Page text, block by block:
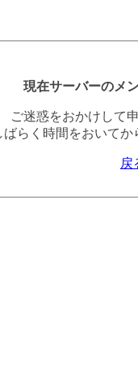
現在サーバーのメ
ご迷惑をおかけして
ばらく時間をおいてか
戻